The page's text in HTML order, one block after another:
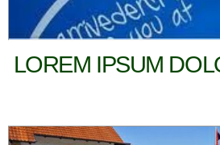
LOREM IPSUM